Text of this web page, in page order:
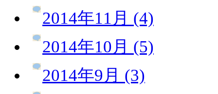
2014年11月 (4)
2014年10月 (5)
2014年9月 (3)